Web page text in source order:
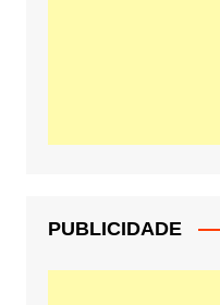
PUBLICIDADE